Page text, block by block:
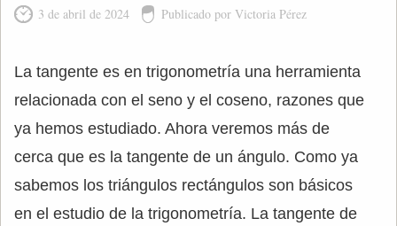
3 de abril de 2024 Publicado por Victoria Pérez
La tangente es en trigonometría una herramienta
relacionada con el seno y el coseno, razones que
ya hemos estudiado. Ahora veremos más de
cerca que es la tangente de un ángulo. Como ya
sabemos los triángulos rectángulos son básicos
en el estudio de la trigonometría. La tangente de